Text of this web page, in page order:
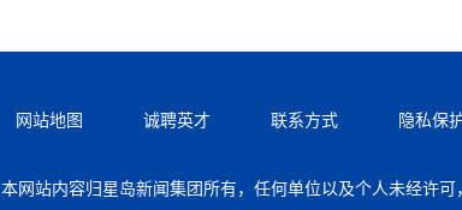
网站地图 诚聘英才 联系方式 隐私保
本网站内容归星岛新闻集团所有，任何单位以及个人未经许可